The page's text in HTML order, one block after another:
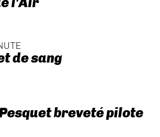
de sang
breveté pilote